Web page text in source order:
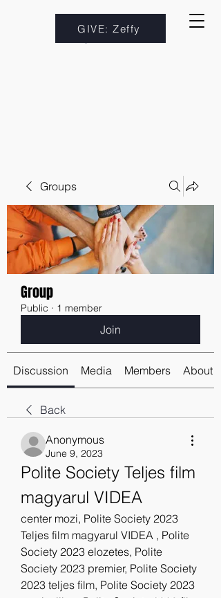
GIVE: Zeffy
Groups
Group
Public · 1 member
Join
Discussion Media Members About
Back
Anonymous
June 9, 2023
Polite Society Teljes film
magyarul VIDEA
center mozi, Polite Society 2023
Teljes film magyarul VIDEA , Polite
Society 2023 elozetes, Polite
Society 2023 premier, Polite Society
2023 teljes film, Polite Society 2023